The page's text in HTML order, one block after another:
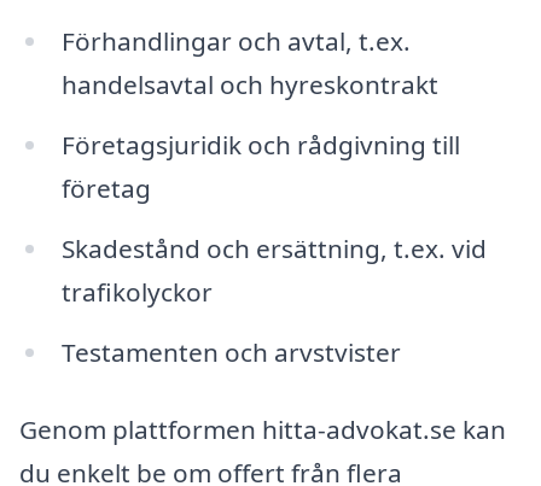
Förhandlingar och avtal, t.ex.
handelsavtal och hyreskontrakt
Företagsjuridik och rådgivning till
företag
Skadestånd och ersättning, t.ex. vid
trafikolyckor
Testamenten och arvstvister
Genom plattformen hitta-advokat.se kan
du enkelt be om offert från flera